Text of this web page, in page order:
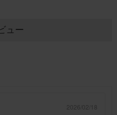
ュー
2026/02/18